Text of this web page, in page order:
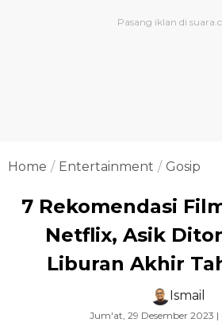
Home Entertainment Gosip
7 Rekomendasi
Netflix, Asik
Liburan Akhir
Ismail
Jum'at, 29 Desember 2023 |